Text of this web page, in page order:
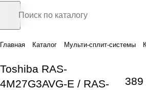
Главная Каталог Мульти-сплит-системы
Toshiba RAS-
4M27G3AVG-E / RAS-
389